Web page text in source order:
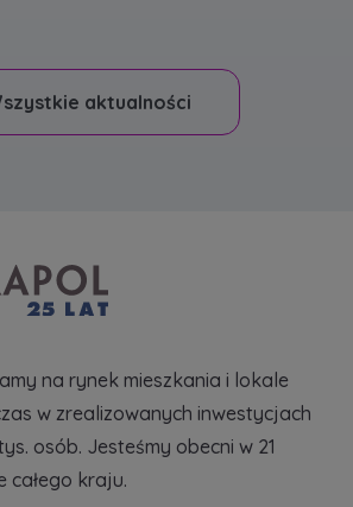
aktualności
na rynek mieszkania i lokale
w zrealizowanych inwestycjach
osób. Jesteśmy obecni w 21
całego kraju.